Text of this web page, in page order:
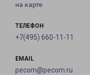
на карте
ТЕЛЕФОН
+7(495) 660-11-11
EMAIL
pecom@pecom.ru